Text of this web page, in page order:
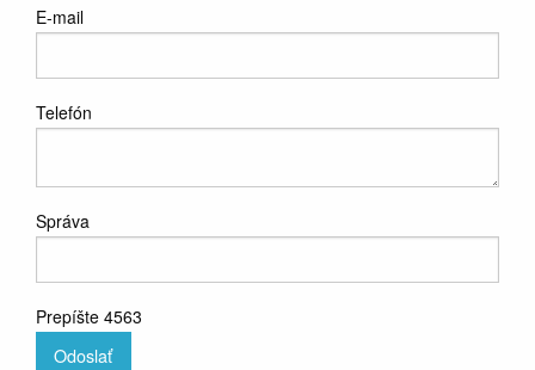
E-mail
Telefón
Správa
Prepíšte 4563
Odoslať